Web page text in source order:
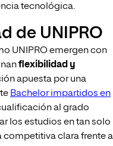
tecnológica.
de UNIPRO
UNIPRO emergen con
flexibilidad y
apuesta por una
Bachelor impartidos en
al grado
los estudios en tan solo
competitiva clara frente a